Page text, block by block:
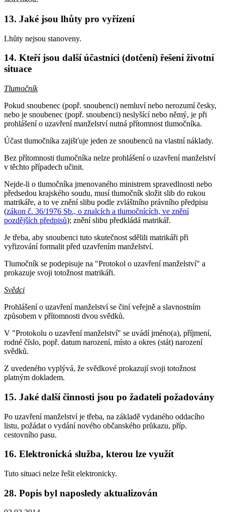
13. Jaké jsou lhůty pro vyřízení
Lhůty nejsou stanoveny.
14. Kteří jsou další účastníci (dotčení) řešení životní
situace
Tlumočník
Pokud snoubenec (popř. snoubenci) nemluví nebo nerozumí česky,
nebo je snoubenec (popř. snoubenci) neslyšící nebo němý, je při
prohlášení o uzavření manželství nutná přítomnost tlumočníka.
Účast tlumočníka zajišťuje jeden ze snoubenců na vlastní náklady.
Bez přítomnosti tlumočníka nelze prohlášení o uzavření manželství
v těchto případech učinit.
Nejde-li o tlumočníka jmenovaného ministrem spravedlnosti nebo
předsedou krajského soudu, musí tlumočník složit slib do rukou
matrikáře, a to ve znění slibu podle zvláštního právního předpisu
(zákon č. 36/1976 Sb., o znalcích a tlumočnících, ve znění
pozdějších předpisů); znění slibu předkládá matrikář.
Je třeba, aby snoubenci tuto skutečnost sdělili matrikáři při
vyřizování formalit před uzavřením manželství.
Tlumočník se podepisuje na "Protokol o uzavření manželství" a
prokazuje svoji totožnost matrikáři.
Svědci
Prohlášení o uzavření manželství se činí veřejně a slavnostním
způsobem v přítomnosti dvou svědků.
V "Protokolu o uzavření manželství" se uvádí jméno(a), příjmení,
rodné číslo, popř. datum narození, místo a okres (stát) narození
svědků.
Z uvedeného vyplývá, že svědkové prokazují svoji totožnost
platným dokladem.
15. Jaké další činnosti jsou po žadateli požadovány
Po uzavření manželství je třeba, na základě vydaného oddacího
listu, požádat o vydání nového občanského průkazu, příp.
cestovního pasu.
16. Elektronická služba, kterou lze využít
Tuto situaci nelze řešit elektronicky.
28. Popis byl naposledy aktualizován